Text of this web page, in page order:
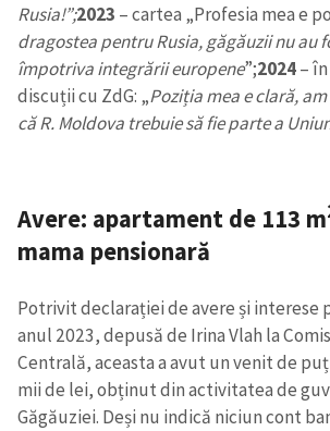
Rusia!”;2023 – cartea „Profesia mea e
dragostea pentru Rusia, găgăuzii nu au
împotriva integrării europene”;2024–
discuții cu ZdG: „Poziția mea e clară,
că R. Moldova trebuie să fie parte a
Avere: apartament de 113 m
mama pensionară
Potrivit declarației de avere și interese
anul 2023, depusă de Irina Vlah la
Centrală, aceasta a avut un venit de
mii de lei, obținut din activitatea de
Găgăuziei. Deși nu indică niciun cont